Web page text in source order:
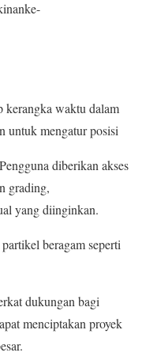
kerangka waktu dalam
untuk mengatur posisi
Pengguna diberikan akses
grading,
yang diinginkan.
beragam seperti
dukungan bagi
menciptakan proyek